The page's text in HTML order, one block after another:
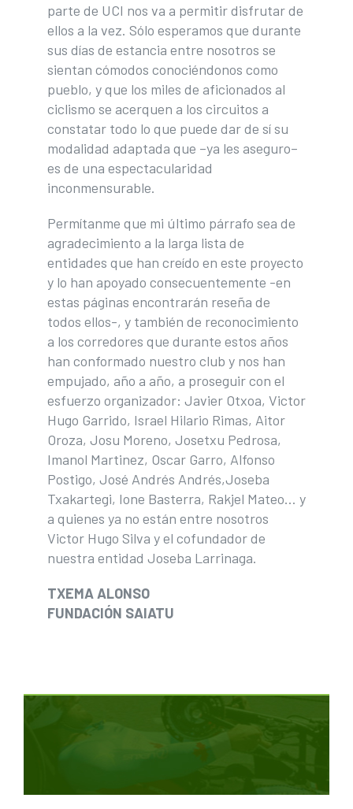
parte de UCI nos va a permitir disfrutar de
ellos a la vez. Sólo esperamos que durante
sus días de estancia entre nosotros se
sientan cómodos conociéndonos como
pueblo, y que los miles de aficionados al
ciclismo se acerquen a los circuitos a
constatar todo lo que puede dar de sí su
modalidad adaptada que –ya les aseguro–
es de una espectacularidad
inconmensurable.
Permítanme que mi último párrafo sea de
agradecimiento a la larga lista de
entidades que han creído en este proyecto
y lo han apoyado consecuentemente -en
estas páginas encontrarán reseña de
todos ellos-, y también de reconocimiento
a los corredores que durante estos años
han conformado nuestro club y nos han
empujado, año a año, a proseguir con el
esfuerzo organizador: Javier Otxoa, Victor
Hugo Garrido, Israel Hilario Rimas, Aitor
Oroza, Josu Moreno, Josetxu Pedrosa,
Imanol Martinez, Oscar Garro, Alfonso
Postigo, José Andrés Andrés,Joseba
Txakartegi, Ione Basterra, Rakjel Mateo… y
a quienes ya no están entre nosotros
Victor Hugo Silva y el cofundador de
nuestra entidad Joseba Larrinaga.
TXEMA ALONSO
FUNDACIÓN SAIATU